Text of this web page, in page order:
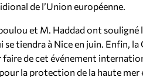
de l’Union européenne.
et M. Haddad ont souligné
se tiendra à Nice en juin. Enfin,
faire de cet événement
la protection de la haute mer